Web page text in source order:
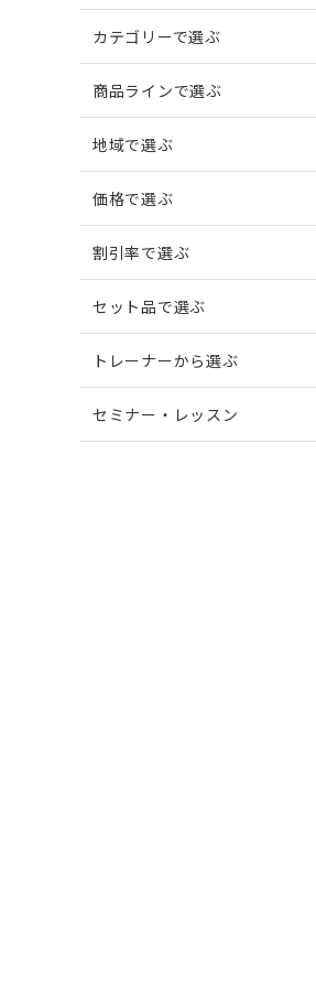
爪がでこぼこする
柔道
カテゴリーで選ぶ
商品ラインで選ぶ
地域で選ぶ
価格で選ぶ
割引率で選ぶ
セット品で選ぶ
トレーナーから選ぶ
セミナー・レッスン